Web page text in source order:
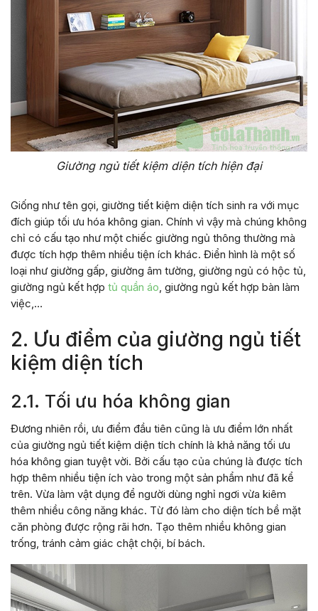
Giường ngủ tiết kiệm diện tích hiện đại
Giống như tên gọi, giường tiết kiệm diện tích sinh ra với mục
đích giúp tối ưu hóa không gian. Chính vì vậy mà chúng không
chỉ có cấu tạo như một chiếc giường ngủ thông thường mà
được tích hợp thêm nhiều tiện ích khác. Điển hình là một số
loại như giường gấp, giường âm tường, giường ngủ có hộc tủ,
giường ngủ kết hợp tủ quần áo, giường ngủ kết hợp bàn làm
việc,…
2. Ưu điểm của giường ngủ tiết
kiệm diện tích
2.1. Tối ưu hóa không gian
Đương nhiên rồi, ưu điểm đầu tiên cũng là ưu điểm lớn nhất
của giường ngủ tiết kiệm diện tích chính là khả năng tối ưu
hóa không gian tuyệt vời. Bởi cấu tạo của chúng là được tích
hợp thêm nhiều tiện ích vào trong một sản phẩm như đã kể
trên. Vừa làm vật dụng để người dùng nghỉ ngơi vừa kiêm
thêm nhiều công năng khác. Từ đó làm cho diện tích bề mặt
căn phòng được rộng rãi hơn. Tạo thêm nhiều không gian
trống, tránh cảm giác chật chội, bí bách.